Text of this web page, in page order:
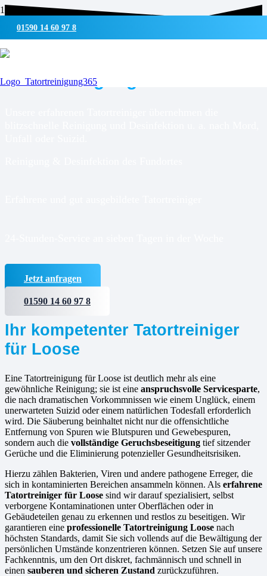
01590 14 60 97 8
UMWELTSCHONENDE REINIGUNG & DESINFEKTION
Tatortreinigung für
Jetzt anfragen
01590 14 60 97 8
Ihr kompetenter Tatortreiniger
für Loose
Eine Tatortreinigung für Loose ist deutlich mehr als eine
gewöhnliche Reinigung; sie ist eine anspruchsvolle Servicesparte,
die nach dramatischen Vorkommnissen wie einem Unglück, einem
unerwarteten Suizid oder einem natürlichen Todesfall erforderlich
wird. Die Säuberung beinhaltet nicht nur die offensichtliche
Entfernung von Spuren wie Blutspuren und Gewebespuren,
sondern auch die vollständige Geruchsbeseitigung tief sitzender
Gerüche und die Eliminierung potenzieller Gesundheitsrisiken.
Hierzu zählen Bakterien, Viren und andere pathogene Erreger, die
sich in kontaminierten Bereichen ansammeln können. Als erfahrene
Tatortreiniger für Loose sind wir darauf spezialisiert, selbst
verborgene Kontaminationen unter Oberflächen oder in
Gebäudeteilen genau zu erkennen und restlos zu beseitigen. Wir
garantieren eine professionelle Tatortreinigung Loose nach
höchsten Standards, damit Sie sich vollends auf die Bewältigung der
persönlichen Umstände konzentrieren können. Setzen Sie auf unsere
Fachkenntnis, um den Ort diskret, fachmännisch und schnell in
einen sauberen und sicheren Zustand zurückzuführen.